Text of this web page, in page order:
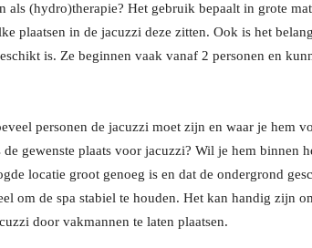
als (hydro)therapie? Het gebruik bepaalt in grote
plaatsen in de jacuzzi deze zitten. Ook is het
is. Ze beginnen vaak vanaf 2 personen en
personen de jacuzzi moet zijn en waar je hem
de gewenste plaats voor jacuzzi? Wil je hem binnen
locatie groot genoeg is en dat de ondergrond
om de spa stabiel te houden. Het kan handig zijn
door vakmannen te laten plaatsen.